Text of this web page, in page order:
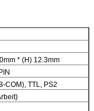
* (H) 12.3mm
COM), TTL, PS2